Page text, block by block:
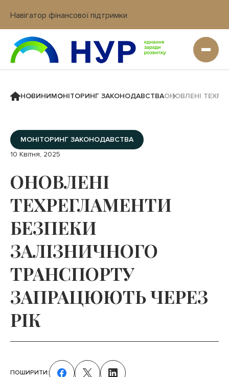
Навігатор фінансової підтримки
Вхід в кабінет IT платформи
НОВИНИМОНІТОРИНГ ЗАКОНОДАВСТВАОНОВЛЕНІ
МОНІТОРИНГ ЗАКОНОДАВСТВА
10 Квітня, 2025
ОНОВЛЕНІ
ТЕХРЕГЛАМЕНТИ
БЕЗПЕКИ
ЗАЛІЗНИЧНОГО
ТРАНСПОРТУ
ЗАПРАЦЮЮТЬ ЧЕРЕЗ
РІК
ПОШИРИТИ: